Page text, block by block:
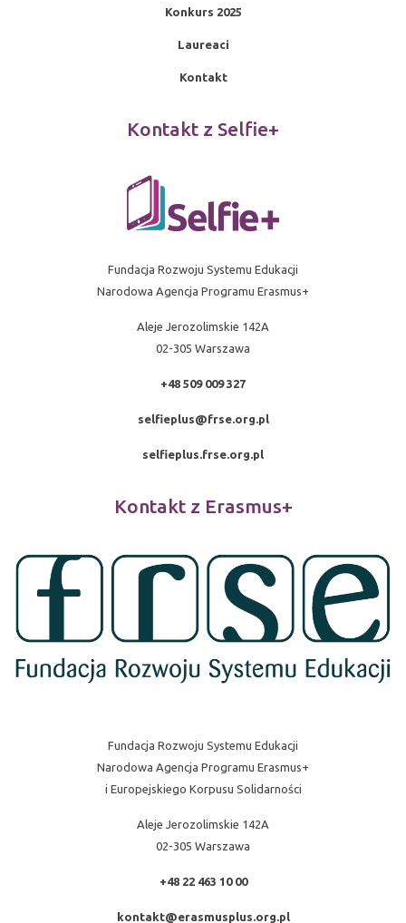
Konkurs 2025
Laureaci
Kontakt
Kontakt z Selfie+
Fundacja Rozwoju Systemu Edukacji
Narodowa Agencja Programu Erasmus+
Aleje Jerozolimskie 142A
02-305 Warszawa
+48 509 009 327
selfieplus@frse.org.pl
selfieplus.frse.org.pl
Kontakt z Erasmus+
Fundacja Rozwoju Systemu Edukacji
Narodowa Agencja Programu Erasmus+
i Europejskiego Korpusu Solidarności
Aleje Jerozolimskie 142A
02-305 Warszawa
+48 22 463 10 00
kontakt@erasmusplus.org.pl